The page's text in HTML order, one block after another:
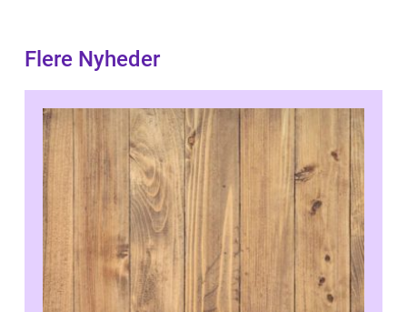
Flere Nyheder